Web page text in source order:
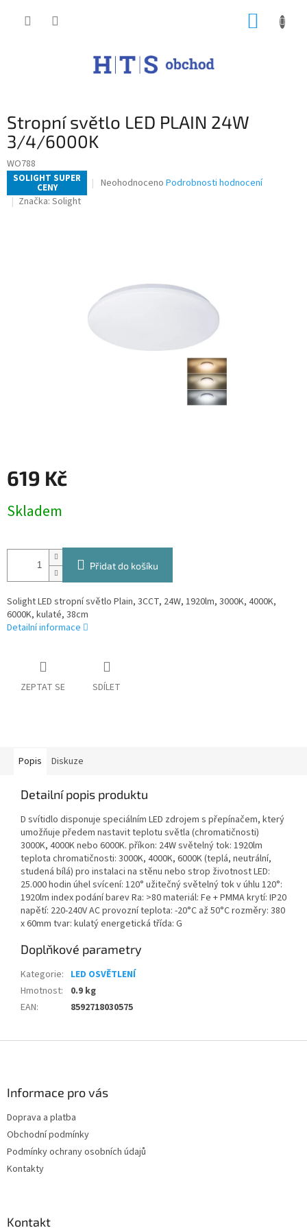
Stropní světlo LED PLAIN 24W
3/4/6000K
WO788
SOLIGHT SUPER
CENY
Průměrné
Neohodnoceno Podrobnosti hodnocení
Značka: Solight
619 Kč
cena:
Skladem
Přidat do košíku
Solight LED stropní světlo Plain, 3CCT, 24W, 1920lm, 3000K, 4000K,
6000K, kulaté, 38cm
Detailní informace
ZEPTAT SE SDÍLET
Popis Diskuze
Detailní popis produktu
D svítidlo disponuje speciálním LED zdrojem s přepínačem, který
umožňuje předem nastavit teplotu světla (chromatičnosti)
3000K, 4000K nebo 6000K. příkon: 24W světelný tok: 1920lm
teplota chromatičnosti: 3000K, 4000K, 6000K (teplá, neutrální,
studená bílá) pro instalaci na stěnu nebo strop životnost LED:
25.000 hodin úhel svícení: 120° užitečný světelný tok v úhlu 120°:
1920lm index podání barev Ra: >80 materiál: Fe + PMMA krytí: IP20
napětí: 220-240V AC provozní teplota: -20°C až 50°C rozměry: 380
x 60mm tvar: kulatý energetická třída: G
Doplňkové parametry
Kategorie: LED OSVĚTLENÍ
Hmotnost:
0.9 kg
EAN: 8592718030575
Informace pro vás
Doprava a platba
Obchodní podmínky
Podmínky ochrany osobních údajů
Kontakty
Kontakt